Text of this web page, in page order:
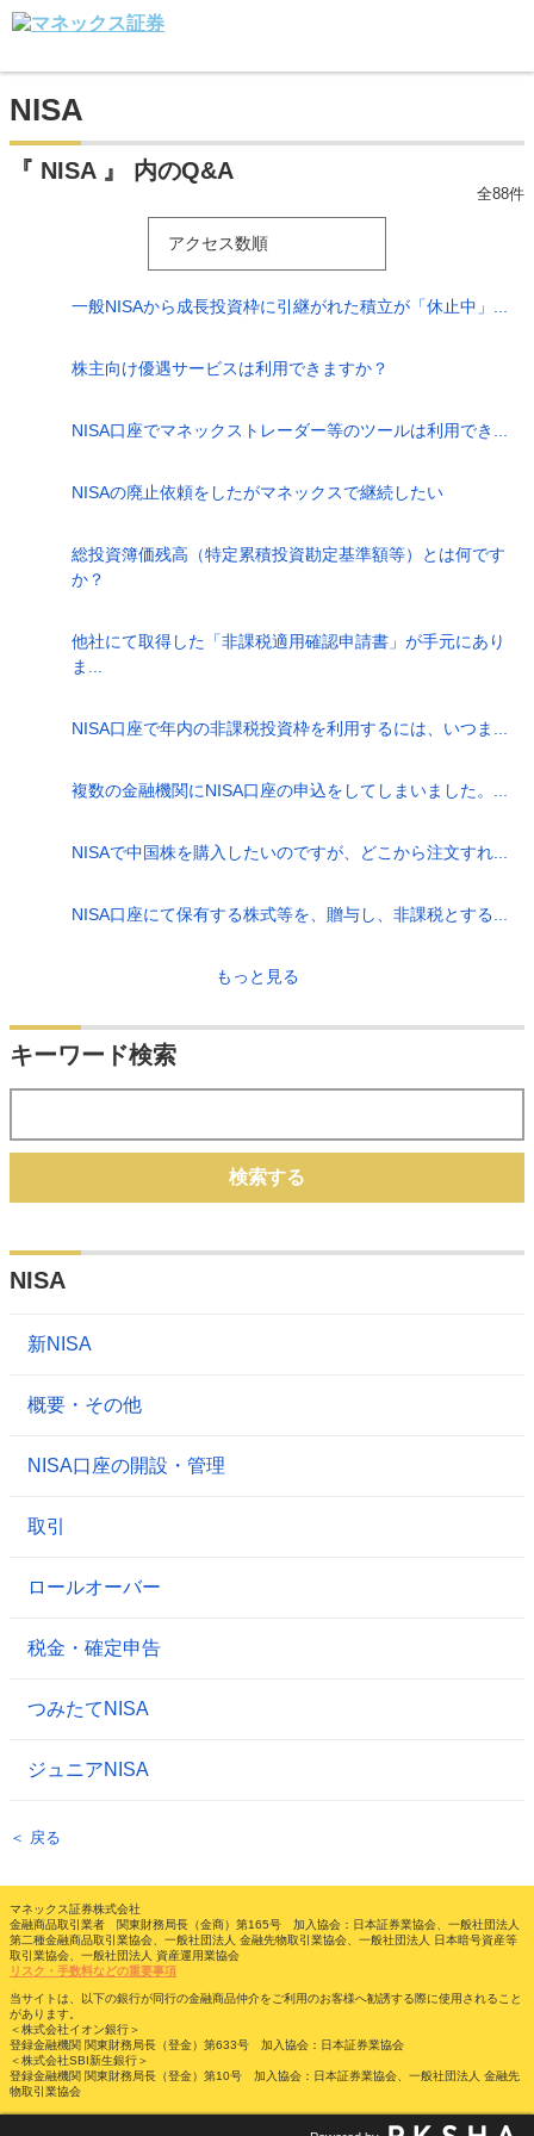
NISA
『 NISA 』 内のQ&A
全88件
アクセス数順
一般NISAから成長投資枠に引継がれた積立が「休止中」...
株主向け優遇サービスは利用できますか？
NISA口座でマネックストレーダー等のツールは利用でき...
NISAの廃止依頼をしたがマネックスで継続したい
総投資簿価残高（特定累積投資勘定基準額等）とは何です
か？
他社にて取得した「非課税適用確認申請書」が手元にあり
ま...
NISA口座で年内の非課税投資枠を利用するには、いつま...
複数の金融機関にNISA口座の申込をしてしまいました。...
NISAで中国株を購入したいのですが、どこから注文すれ...
NISA口座にて保有する株式等を、贈与し、非課税とする...
もっと見る
キーワード検索
検索する
NISA
新NISA
概要・その他
NISA口座の開設・管理
取引
ロールオーバー
税金・確定申告
つみたてNISA
ジュニアNISA
＜ 戻る
マネックス証券株式会社
金融商品取引業者 関東財務局長（金商）第165号 加入協会：日本証券業協会、一般社団法人
第二種金融商品取引業協会、一般社団法人 金融先物取引業協会、一般社団法人 日本暗号資産等
取引業協会、一般社団法人 資産運用業協会
リスク・手数料などの重要事項
当サイトは、以下の銀行が同行の金融商品仲介をご利用のお客様へ勧誘する際に使用されること
があります。
＜株式会社イオン銀行＞
登録金融機関 関東財務局長（登金）第633号 加入協会：日本証券業協会
＜株式会社SBI新生銀行＞
登録金融機関 関東財務局長（登金）第10号 加入協会：日本証券業協会、一般社団法人 金融先
物取引業協会